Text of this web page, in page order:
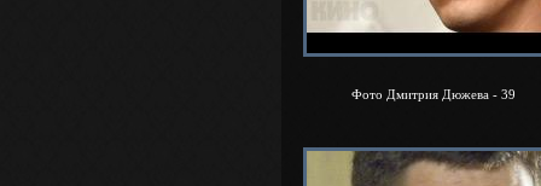
Фото Дмитрия Дюжева - 39